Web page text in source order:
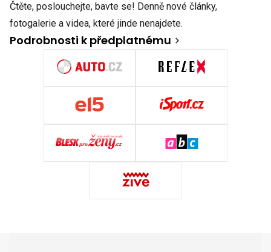
Čtěte, poslouchejte, bavte se! Denně nové články,
fotogalerie a videa, které jinde nenajdete.
Podrobnosti k předplatnému